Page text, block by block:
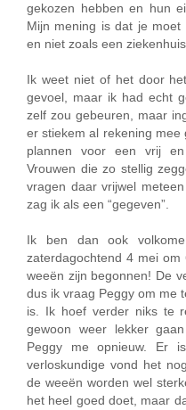
gekozen hebben en hun
Mijn mening is dat je
en niet zoals een
Ik weet niet of het door
gevoel, maar ik had echt
zelf zou gebeuren, maar
er stiekem al rekening
plannen voor een vrij
Vrouwen die zo stellig
vragen daar vrijwel
zag ik als een “gegeven”.
Ik ben dan ook
zaterdagochtend 4 mei
weeën zijn begonnen! De
dus ik vraag Peggy om me
is. Ik hoef verder niks te
gewoon weer lekker
Peggy me opnieuw. Er
verloskundige vond het
de weeën worden wel
het heel goed doet, maar